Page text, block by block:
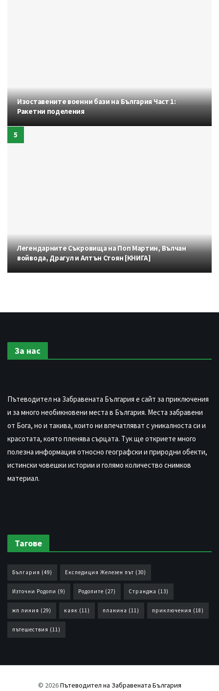
Изоставените военни бази на България Част 1:
Ракетни поделения
Легендарните Съкровища на Поп Мартин, Вълчан
войвода, Драгул и Алтън Стоян [КНИГА]
За нас
Пътеводител на Забравената България е сайт за приключения
и за много необикновени места в България. Места забравени
от Бога, но и такива, които ни впечатляват с уникалноста си и
красотата, която пленява сърцата. Тук ще откриете много
полезна информация относно географски и природни обекти,
истински човешки истории и голямо количество снимков
материал.
Тагове
България (49) Експедиция Железен път (30)
Източни Родопи (9) Родопите (27) Странджа (13)
жп линия (29) каяк (11) планина (11) приключения (18)
пътешествия (11)
© 2026Пътеводител на Забравената България